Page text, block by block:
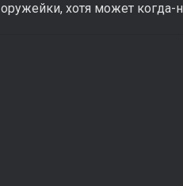
оружейки, хотя может когда-